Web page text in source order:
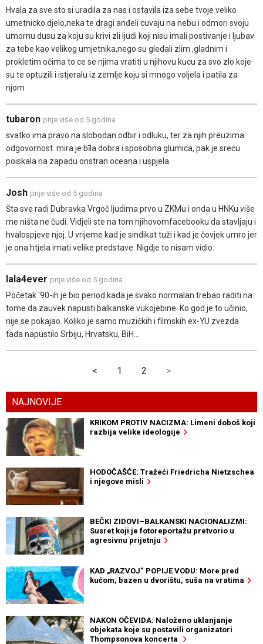
Hvala za sve sto si uradila za nas i ostavila iza sebe tvoje veliko
umetnicko djelo,neka te dragi anđeli cuvaju na nebu i odmori svoju
umornu dusu za koju su krivi zli ljudi koji nisu imali postivanje i ljubav
za tebe kao velikog umjetnika,nego su gledali zlim ,gladnim i
prokletim očima to ce se njima vratiti u njihovu kucu za svo zlo koje
su te optuzili i istjeralu iz zemlje koju si mnogo voljela i patila za
njom
tubaron prije više od 5 godina
svatko ima pravo na slobodan odbir i odluku, ter za njih prëuzima
odgovornost. mira je bīla dobra i sposobna glumica, pak je srëću
poiskala na zapadu onstran oceana i uspjela.
Josh prije više od 5 godina
Šta sve radi Dubravka Vrgoč ljudima prvo u ZKMu i onda u HNKu više
me ništa ne čudi. Vidjeli ste na tom njihovomfacebooku da stavljaju i
hvalospjeve njoj. U vrijeme kad je sindikat tuži i kad je čovjek umro jer
je ona htjela imati velike predstave. Nigdje to nisam vidio.
lala4ever prije više od 5 godina
Početak '90-ih je bio period kada je svako normalan trebao raditi na
tome da zauvek napusti balkanske vukojebine. Ko god je to učinio,
nije se pokajao. Koliko je samo muzičkih i filmskih ex-YU zvezda
tada napustilo Srbiju, Hrvatsku, BiH...
< 1 2 >
NAJNOVIJE
KRIKOM PROTIV NACIZMA: Limeni doboš koji
razbija velike ideologije
HODOČAŠĆE: Tražeći Friedricha Nietzschea
i njegove misli
BEČKI ZIDOVI–BALKANSKI NACIONALIZMI:
Susret koji je fotoreportažu pretvorio u
agresivnu prijetnju
KAD „RAZVOJ“ POPIJE VODU: More pred
kućom, bazen u dvorištu, suša na vratima
NAKON OČEVIDA: Naloženo uklanjanje
objekata koje su postavili organizatori
Thompsonova koncerta